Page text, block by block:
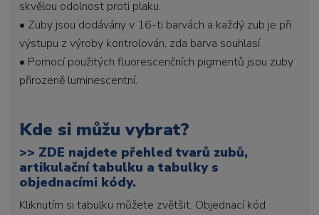
skvělou odolnost proti plaku.
• Zuby jsou dodávány v 16-ti barvách a každý zub je při
výstupu z výroby kontrolován, zda barva souhlasí.
• Pomocí použitých fluorescenčních pigmentů jsou zuby
přirozeně luminescentní.
Kde si můžu vybrat?
>> ZDE najdete přehled tvarů zubů,
artikulační tabulku a tabulky s
objednacími kódy.
Kliknutím si tabulku můžete zvětšit. Objednací kód